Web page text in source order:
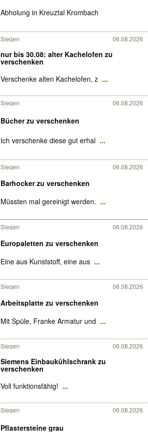
Abholung in Kreuztal Krombach
Siegen 06.08.2026
nur bis 30.08: alter Kachelofen zu
verschenken
Verschenke alten Kachelofen, z ...
Siegen 06.08.2026
Bücher zu verschenken
Ich verschenke diese gut erhal ...
Siegen 06.08.2026
Barhocker zu verschenken
Müssten mal gereinigt werden. ...
Siegen 06.08.2026
Europaletten zu verschenken
Eine aus Kunststoff, eine aus ...
Siegen 06.08.2026
Arbeitsplatte zu verschenken
Mit Spüle, Franke Armatur und ...
Siegen 06.08.2026
Siemens Einbaukühlschrank zu
verschenken
Voll funktionsfähig! ...
Siegen 06.08.2026
Pflastersteine grau